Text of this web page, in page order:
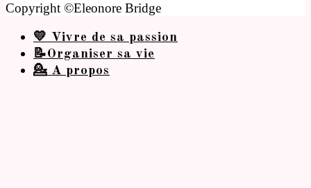
Copyright ©Eleonore Bridge
💛 Vivre de sa passion
📝Organiser sa vie
💁 A propos